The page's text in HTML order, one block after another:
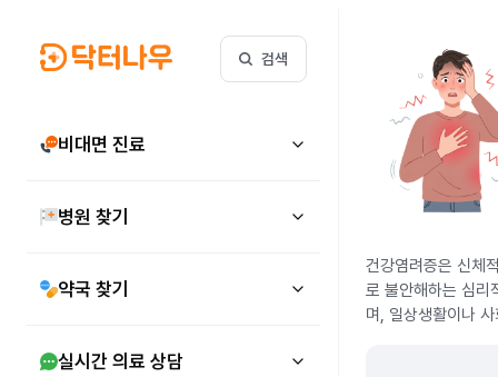
검색
비대면 진료
병원 찾기
약국 찾기
실시간 의료 상담
건강염려증은 신체
로 불안해하는 심
며, 일상생활이나